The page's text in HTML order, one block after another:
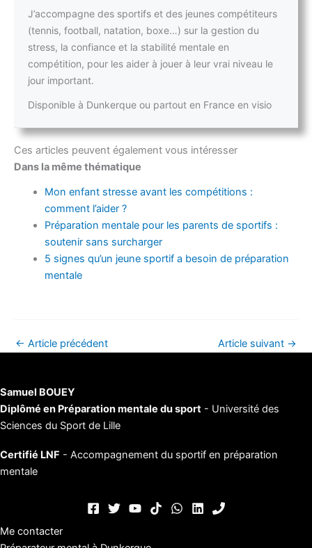
J’accompagne des sportifs et des jeunes compétiteurs
(tennis, football, natation, boxe…) sur la gestion du
stress, la confiance et la stabilité mentale en
compétition, pour les aider à jouer à leur vrai niveau le
jour important.
Disponible à Dunkerque ou partout en France en visio
Ces articles peuvent également vous intéresser
Dans la même thématique
Mon enfant stresse avant les compétitions :
comment l’aider ?
Préparation mentale pour les parents de sportifs :
soutenir sans surcharger
5 signes qu’un jeune sportif a besoin de préparation
mentale
← Article précédent Article suivant →
Samuel BOUEY
Diplômé en Préparation mentale du sport - Université des
Sciences du Sport de Lille
Certifié LNF - Accompagnement du sportif en préparation
mentale
Me contacter